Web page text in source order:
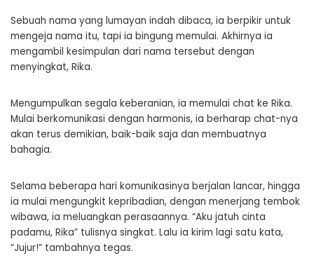
Sebuah nama yang lumayan indah dibaca, ia berpikir untuk
mengeja nama itu, tapi ia bingung memulai. Akhirnya ia
mengambil kesimpulan dari nama tersebut dengan
menyingkat, Rika.
Mengumpulkan segala keberanian, ia memulai chat ke Rika.
Mulai berkomunikasi dengan harmonis, ia berharap chat-nya
akan terus demikian, baik-baik saja dan membuatnya
bahagia.
Selama beberapa hari komunikasinya berjalan lancar, hingga
ia mulai mengungkit kepribadian, dengan menerjang tembok
wibawa, ia meluangkan perasaannya. “Aku jatuh cinta
padamu, Rika” tulisnya singkat. Lalu ia kirim lagi satu kata,
“Jujur!” tambahnya tegas.